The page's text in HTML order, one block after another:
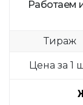
Работаем
Тираж
Цена за 1